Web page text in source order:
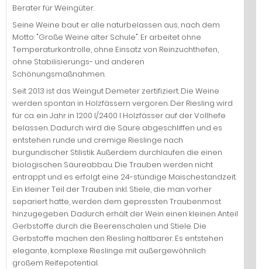
Berater für Weingüter.
Seine Weine baut er alle naturbelassen aus, nach dem
Motto: "Große Weine alter Schule". Er arbeitet ohne
Temperaturkontrolle, ohne Einsatz von Reinzuchthefen,
ohne Stabilisierungs- und anderen
Schönungsmaßnahmen.
Seit 2013 ist das Weingut Demeter zertifiziert. Die Weine
werden spontan in Holzfässern vergoren. Der Riesling wird
für ca. ein Jahr in 1200 l/2400 l Holzfässer auf der Vollhefe
belassen. Dadurch wird die Säure abgeschliffen und es
entstehen runde und cremige Rieslinge nach
burgundischer Stilistik. Außerdem durchlaufen die einen
biologischen Säureabbau. Die Trauben werden nicht
entrappt und es erfolgt eine 24-stündige Maischestandzeit.
Ein kleiner Teil der Trauben inkl. Stiele, die man vorher
separiert hatte, werden dem gepressten Traubenmost
hinzugegeben. Dadurch erhält der Wein einen kleinen Anteil
Gerbstoffe durch die Beerenschalen und Stiele. Die
Gerbstoffe machen den Riesling haltbarer. Es entstehen
elegante, komplexe Rieslinge mit außergewöhnlich
großem Reifepotential.